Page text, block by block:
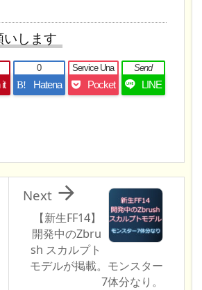
します
B!
Hatena
0
Pocket
Service Una
LINE
Send
【新生FF14】
開発中のZbru
sh スカルプト
モデルが掲載。モンスター
7体分なり。

Next